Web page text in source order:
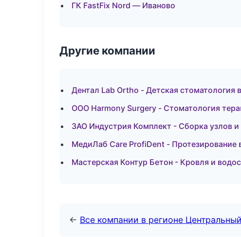
ГК FastFix Nord — Иваново
Другие компании
Дентал Lab Ortho - Детская стоматология
ООО Harmony Surgery - Стоматология
ЗАО Индустрия Комплект - Сборка узлов
МедиЛаб Care ProfiDent - Протезирование
Мастерская Контур Бетон - Кровля и
← Все компании в регионе